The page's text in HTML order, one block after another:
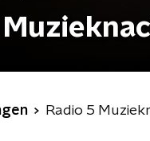
Radio 5